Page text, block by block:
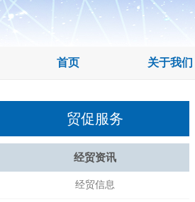
首页 关于我们
贸促服务
经贸资讯
经贸信息